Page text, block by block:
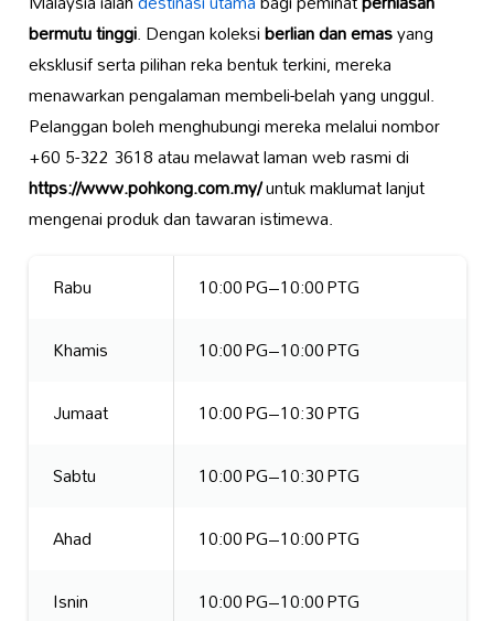
bermutu tinggi. Dengan koleksiberlian dan emasyang
eksklusif serta pilihan reka bentuk terkini, mereka
menawarkan pengalaman membeli-belah yang unggul.
Pelanggan boleh menghubungi mereka melalui nombor
+60 5-322 3618 atau melawat laman web rasmi di
https://www.pohkong.com.my/untuk maklumat lanjut
mengenai produk dan tawaran istimewa.
Rabu
10:00 PG–10:00 PTG
Khamis
10:00 PG–10:00 PTG
Jumaat
10:00 PG–10:30 PTG
Sabtu
10:00 PG–10:30 PTG
Ahad
10:00 PG–10:00 PTG
Isnin
10:00 PG–10:00 PTG